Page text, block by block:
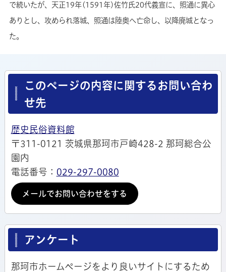
で続いたが、天正19年(1591年)佐竹氏20代義宣に、照通に異心
ありとし、攻められ落城、照通は陸奥へ亡命し、以降廃城となっ
た。
このページの内容に関するお問い合わ
せ先
歴史民俗資料館
〒311-0121 茨城県那珂市戸崎428-2 那珂総合公
園内
電話番号： 029-297-0080
メールでお問い合わせをする
アンケート
那珂市ホームページをより良いサイトにするため